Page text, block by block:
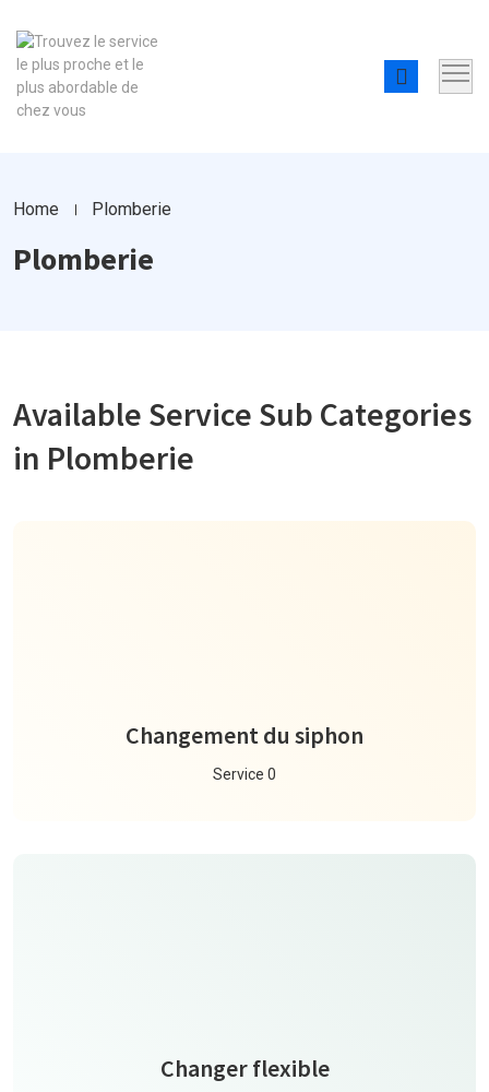
Home Plomberie
Plomberie
Available Service Sub Categories
in Plomberie
Changement du siphon
Service 0
Changer flexible